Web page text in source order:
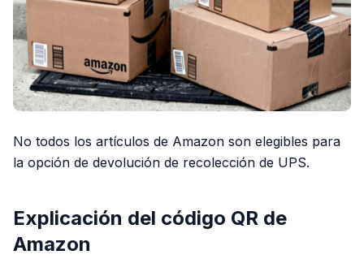
No todos los artículos de Amazon son elegibles para
la opción de devolución de recolección de UPS.
Explicación del código QR de
Amazon